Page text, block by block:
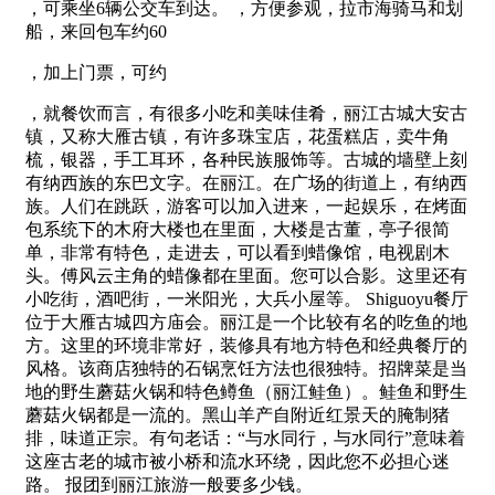
，可乘坐6辆公交车到达。 ，方便参观，拉市海骑马和划
船，来回包车约60
，加上门票，可约
，就餐饮而言，有很多小吃和美味佳肴，丽江古城大安古
镇，又称大雁古镇，有许多珠宝店，花蛋糕店，卖牛角
梳，银器，手工耳环，各种民族服饰等。古城的墙壁上刻
有纳西族的东巴文字。在丽江。在广场的街道上，有纳西
族。人们在跳跃，游客可以加入进来，一起娱乐，在烤面
包系统下的木府大楼也在里面，大楼是古董，亭子很简
单，非常有特色，走进去，可以看到蜡像馆，电视剧木
头。傅风云主角的蜡像都在里面。您可以合影。这里还有
小吃街，酒吧街，一米阳光，大兵小屋等。 Shiguoyu餐厅
位于大雁古城四方庙会。丽江是一个比较有名的吃鱼的地
方。这里的环境非常好，装修具有地方特色和经典餐厅的
风格。该商店独特的石锅烹饪方法也很独特。招牌菜是当
地的野生蘑菇火锅和特色鳟鱼（丽江鲑鱼）。鲑鱼和野生
蘑菇火锅都是一流的。黑山羊产自附近红景天的腌制猪
排，味道正宗。有句老话：“与水同行，与水同行”意味着
这座古老的城市被小桥和流水环绕，因此您不必担心迷
路。 报团到丽江旅游一般要多少钱。